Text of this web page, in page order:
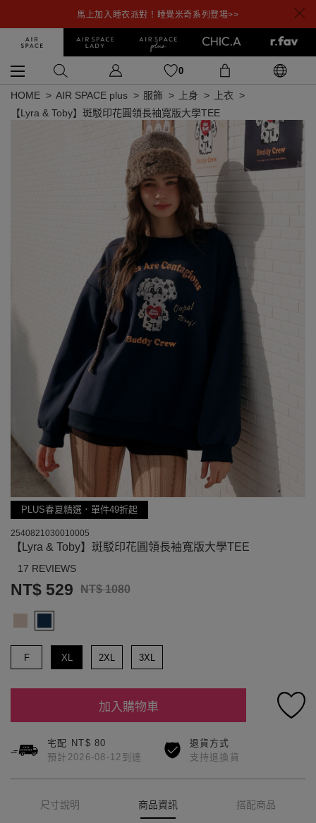
馬上加入睡衣派對！睡覺米奇系列登場>>
0
HOME AIR SPACE plus 服飾 上身
上衣
【Lyra & Toby】斑駁印花圓領長袖寬版大學TEE
PLUS春夏精選．單件49折起
2540821030010005
【Lyra & Toby】斑駁印花圓領長袖寬版大學TEE
17 REVIEWS
NT$ 529 NT$ 1080
F XL 2XL 3XL
加入購物車
宅配 NT$ 80
預計2026-08-12到達
退貨方式
支持退換貨
尺寸說明 商品資訊 搭配商品